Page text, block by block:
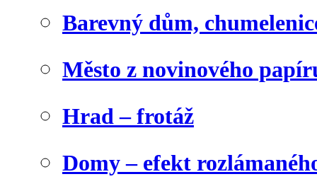
Barevný dům,
Město z novinového
Hrad – frotáž
Domy – efekt